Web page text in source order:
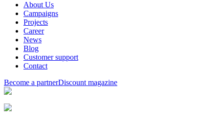
About Us
Campaigns
Projects
Career
News
Blog
Customer support
Contact
Become a partnerDiscount magazine